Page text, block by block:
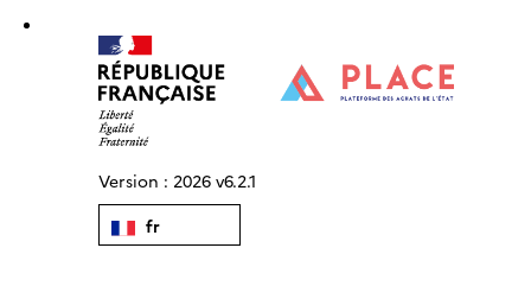
Version : 2026 v6.2.1
fr